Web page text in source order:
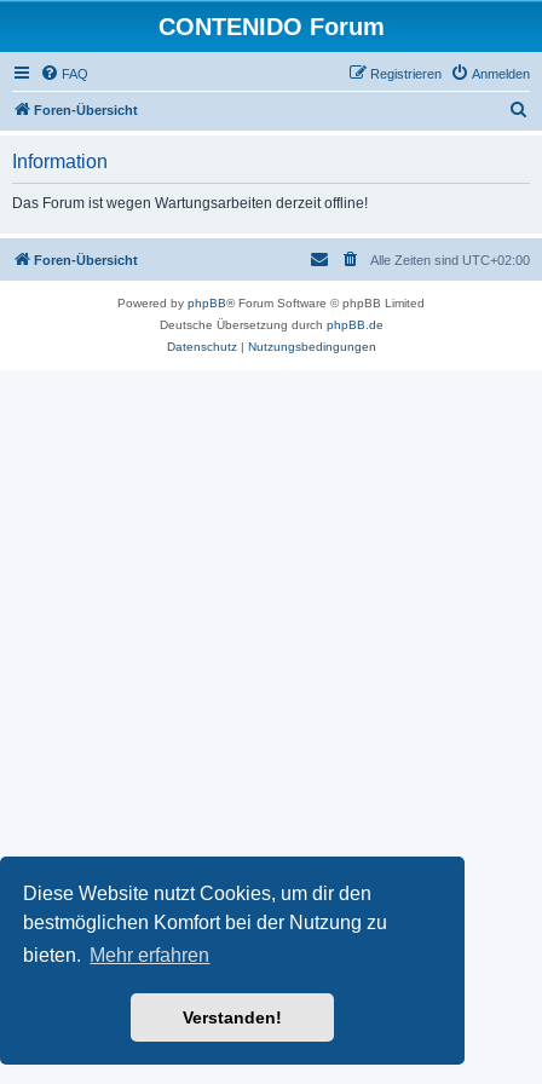
Diese Website nutzt Cookies, um dir den
bestmöglichen Komfort bei der Nutzung zu
bieten. Mehr erfahren
Verstanden!
CONTENIDO Forum
FAQ Anmelden
Registrieren
Foren-Übersicht
Information
Das Forum ist wegen Wartungsarbeiten derzeit offline!
Foren-Übersicht Alle Zeiten sind UTC+02:00
Powered by phpBB® Forum Software © phpBB Limited
Deutsche Übersetzung durch phpBB.de
Datenschutz| Nutzungsbedingungen